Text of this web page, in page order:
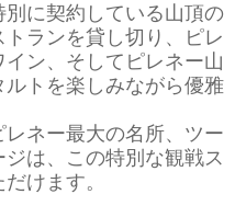
に契約している山頂の
ランを貸し切り、ピレ
ン、そしてピレネー山
トを楽しみながら優雅
ネー最大の名所、ツー
は、この特別な観戦ス
けます。